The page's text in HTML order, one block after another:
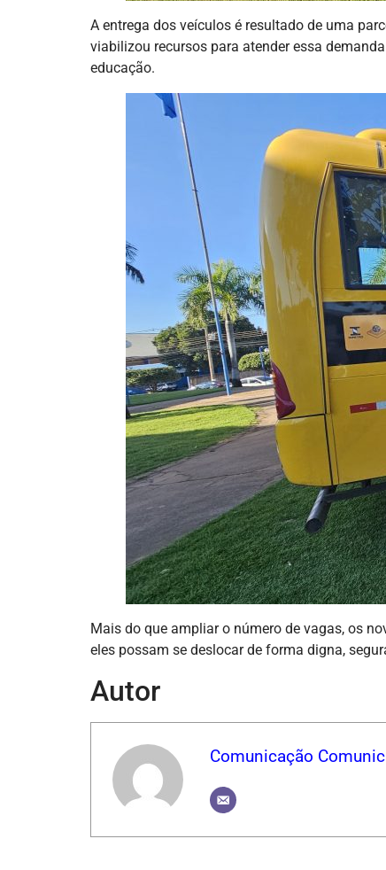
A entrega dos veículos é resultado de uma
viabilizou recursos para atender essa
educação.
Mais do que ampliar o número de vagas, os
eles possam se deslocar de forma digna,
Autor
Comunicação